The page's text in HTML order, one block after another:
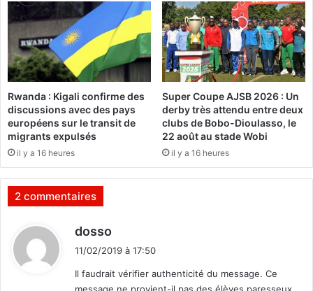
o
m
t
e
r
c
o
m
p
e
u
s
:
M
é
g
u
t
l
Rwanda : Kigali confirme des
discussions avec des pays
européens sur le transit de
migrants expulsés
il y a 16 heures
Super Coupe AJSB 2026 : Un
derby très attendu entre deux
clubs de Bobo-Dioulasso, le
22 août au stade Wobi
il y a 16 heures
2 commentaires
dosso
11/02/2019 à 17:50
Il faudrait vérifier authenticité du message. Ce